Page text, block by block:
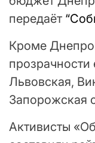
передаёт
Кроме
Львовская,
Запорожская
Активисты